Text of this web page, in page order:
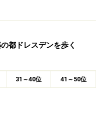
都ドレスデンを歩く
31～40位 41～50位